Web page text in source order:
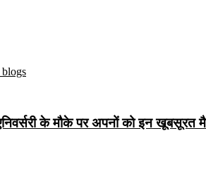
के मौके पर अपनों को इन खूबसूरत